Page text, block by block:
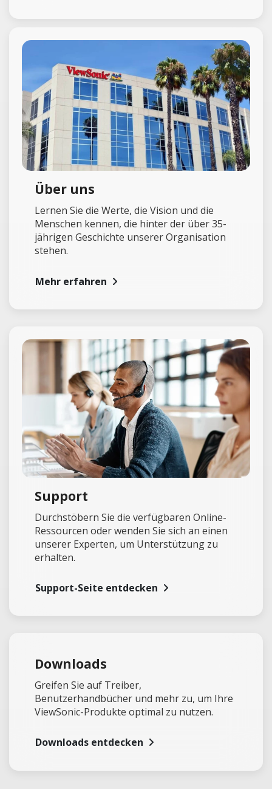
Über uns
Lernen Sie die Werte, die Vision und die
Menschen kennen, die hinter der über 35-
jährigen Geschichte unserer Organisation
stehen.
Mehr erfahren
Support
Durchstöbern Sie die verfügbaren Online-
Ressourcen oder wenden Sie sich an einen
unserer Experten, um Unterstützung zu
erhalten.
Support-Seite entdecken
Downloads
Greifen Sie auf Treiber,
Benutzerhandbücher und mehr zu, um Ihre
ViewSonic-Produkte optimal zu nutzen.
Downloads entdecken